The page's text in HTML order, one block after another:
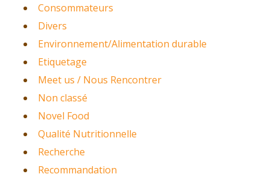
Consommateurs
Divers
Environnement/Alimentation durable
Etiquetage
Meet us / Nous Rencontrer
Non classé
Novel Food
Qualité Nutritionnelle
Recherche
Recommandation